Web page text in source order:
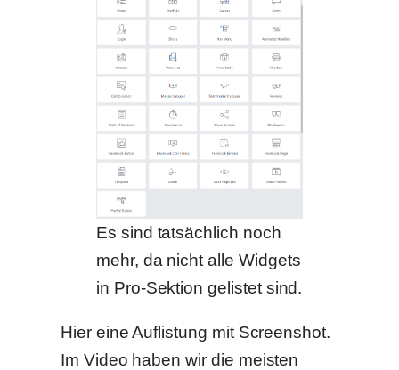
Es sind tatsächlich noch
mehr, da nicht alle Widgets
in Pro-Sektion gelistet sind.
Hier eine Auflistung mit Screenshot.
Im Video haben wir die meisten